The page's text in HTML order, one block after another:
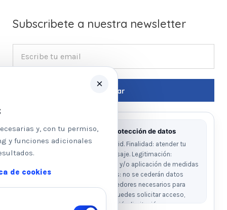
Subscribete a nuestra newsletter
Información básica sobre protección de datos
Responsable: Psicologos Madrid. Finalidad: atender tu
solicitud y responder a tu mensaje. Legitimación:
consentimiento del interesado y/o aplicación de medidas
precontractuales. Destinatarios: no se cederán datos
salvo obligación legal o proveedores necesarios para
prestar el servicio. Derechos: puedes solicitar acceso,
rectificación, supresión, oposición, limitación y
×
y, con tu permiso,
y funciones adicionales
de cookies